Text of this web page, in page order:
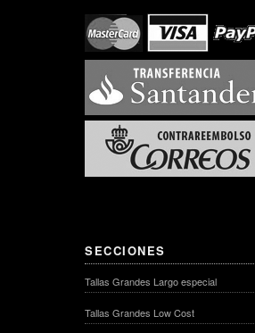
SECCIONES
Tallas Grandes Largo especial
Tallas Grandes Low Cost